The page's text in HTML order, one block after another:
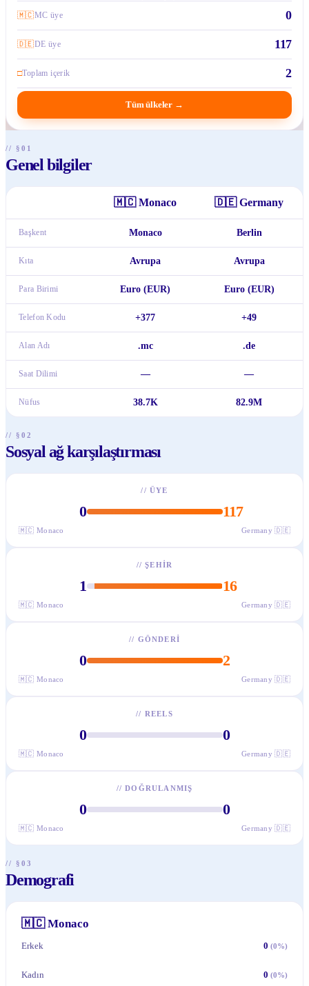
🇲🇨MC üye 0
🇩🇪DE üye 117
□Toplam içerik 2
Tüm ülkeler →
// §01
Genel bilgiler
🇲🇨 Monaco 🇩🇪 Germany
Başkent Monaco Berlin
Kıta Avrupa Avrupa
Para Birimi Euro (EUR) Euro (EUR)
Telefon Kodu +377 +49
Alan Adı .mc .de
Saat Dilimi — —
Nüfus 38.7K 82.9M
// §02
Sosyal ağ karşılaştırması
// ÜYE
0 117
🇲🇨 Monaco Germany 🇩🇪
//ŞEHIR
1 16
🇲🇨 Monaco Germany 🇩🇪
// GÖNDERI
0 2
🇲🇨 Monaco Germany 🇩🇪
// REELS
0 0
🇲🇨 Monaco Germany 🇩🇪
//DOĞRULANMIŞ
0 0
🇲🇨 Monaco Germany 🇩🇪
// §03
Demografi
🇲🇨 Monaco
Erkek 0 (0%)
Kadın 0 (0%)